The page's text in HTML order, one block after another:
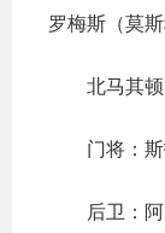
罗梅斯（莫
北马其顿
门将：
后卫：